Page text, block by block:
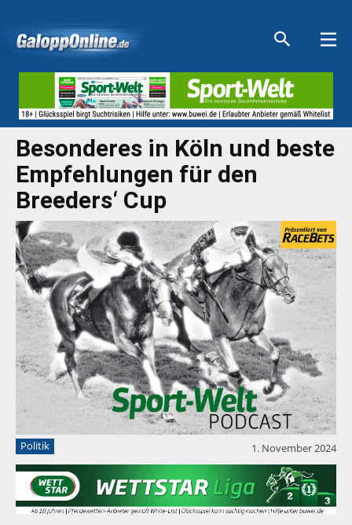
Besonderes in Köln und beste
Empfehlungen für den
Breeders‘ Cup
Politik 1. November 2024